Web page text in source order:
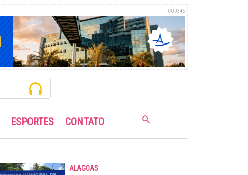
COD345
ESPORTES CONTATO
ALAGOAS